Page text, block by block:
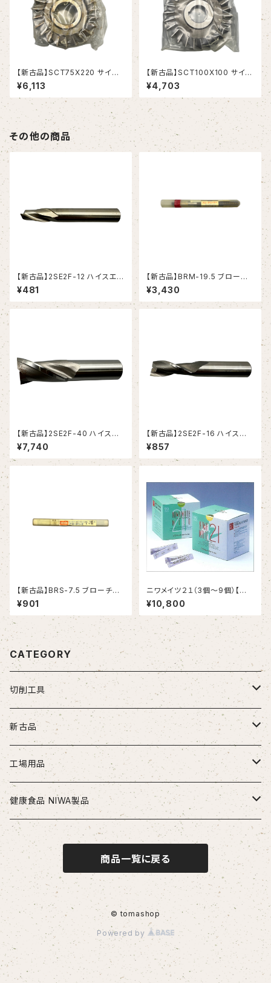
【新古品】SCT75X220 サイド
カッター 75X22X25.4(岡崎精
工）
¥6,113
【新古品】SCT100X100 サイド
カッター 100X10X25.4(岡崎精
工）
¥4,703
その他の商品
【新古品】2SE2F-12 ハイスエン
ドミル (YG-1)
¥481
【新古品】BRM-19.5 ブローチ
リーマ モールステーパシャンク
（日研工作所）
¥3,430
【新古品】2SE2F-40 ハイスエ
ンドミル (YG-1)
¥7,740
【新古品】2SE2F-16 ハイスエ
ンドミル (YG-1)
¥857
【新古品】BRS-7.5 ブローチリ
ーマ ストレートシャンク（日研工
作所）
¥901
ニワメイツ２１（3個～9個）【送
料無料】
¥10,800
CATEGORY
切削工具
ドリル
ソリッドドリル（超硬/ハイス/他）
段付きドリル・座繰りドリル
ヘッド交換式ドリル
ヘッド交換式ドリル用ホルダ
刃先交換式ドリル用チップ
刃先交換式ドリル用ホルダ
センタリングドリル・センタードリル・スポットドリル
エンドミル
超硬エンドミル
ハイスエンドミル
タップ
ハンドタップ
スパイラルタップ
ポイントタップ
ロールタップ
リーマ
ストレートリーマ・ハンドリーマ
スパイラルリーマ・ヘリカルリーマ
テーパリーマ
チップ
外径用・内径用チップ
溝入れ用・突っ切り用チップ
ねじ切り用チップ（旋盤）
新古品
お得セット品
切削工具
ドリル
エンドミル
タップ
リーマ
チップ
配管部品
継手
治具
コレット
測定工具
コンベックス・巻尺
ノギス・定規
作業工具
工場用品
安全・保護用品
ヘルメット
健康食品 NIWA製品
ニワメイツ21 [送料無料]
ニワAOAFスペシャル[送料無料]
ロイヤルセレクト [送料無料]
商品一覧に戻る
© tomashop
Powered by